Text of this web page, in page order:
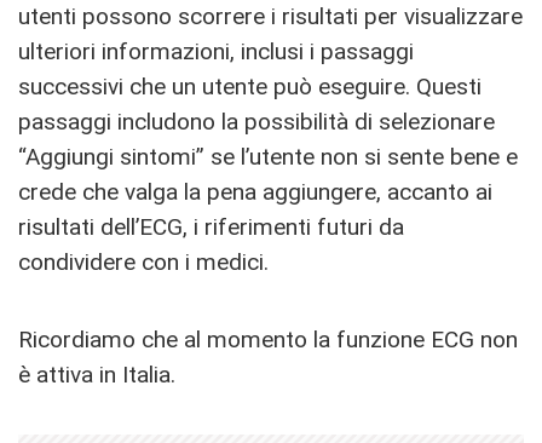
utenti possono scorrere i risultati per visualizzare
ulteriori informazioni, inclusi i passaggi
successivi che un utente può eseguire. Questi
passaggi includono la possibilità di selezionare
“Aggiungi sintomi” se l’utente non si sente bene e
crede che valga la pena aggiungere, accanto ai
risultati dell’ECG, i riferimenti futuri da
condividere con i medici.
Ricordiamo che al momento la funzione ECG non
è attiva in Italia.